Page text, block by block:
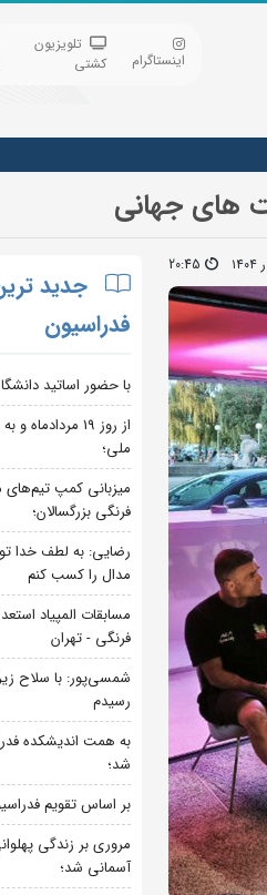
اینستاگرام
تلویزیون
کشتی
های جهانی
20:45
جدید
فدراسیون
با حضور اساتید
از روز 19
ملی؛
میزبانی کمپ
فرنگی بزرگسالان؛
رضایی: به لطف خدا
مدال را کسب کنم
مسابقات المپیاد
فرنگی - تهران
شمسی‌پور: با سلاح
رسیدم
به همت اندیشکده
شد؛
بر اساس تقویم
مروری بر زندگی
آسمانی شد؛